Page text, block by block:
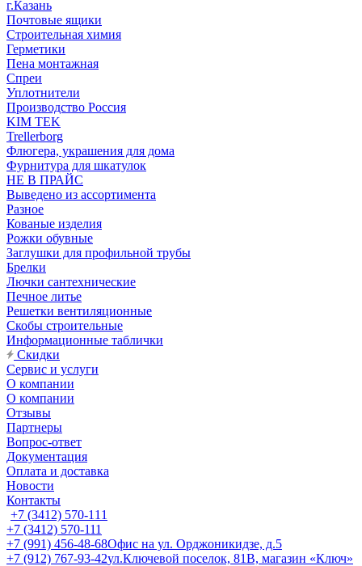
г.Казань
Почтовые ящики
Строительная химия
Герметики
Пена монтажная
Спреи
Уплотнители
Производство Россия
KIM TEK
Trellerborg
Флюгера, украшения для дома
Фурнитура для шкатулок
НЕ В ПРАЙС
Выведено из ассортимента
Разное
Кованые изделия
Рожки обувные
Заглушки для профильной трубы
Брелки
Лючки сантехнические
Печное литье
Решетки вентиляционные
Скобы строительные
Информационные таблички
Скидки
Сервис и услуги
О компании
О компании
Отзывы
Партнеры
Вопрос-ответ
Документация
Оплата и доставка
Новости
Контакты
+7 (3412) 570-111
+7 (3412) 570-111
+7 (991) 456-48-68Офис на ул. Орджоникидзе, д.5
+7 (912) 767-93-42ул.Ключевой поселок, 81В, магазин «Ключ»